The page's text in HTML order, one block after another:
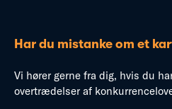
Har du mistanke om et
Vi hører gerne fra dig, hvis du
overtrædelser af